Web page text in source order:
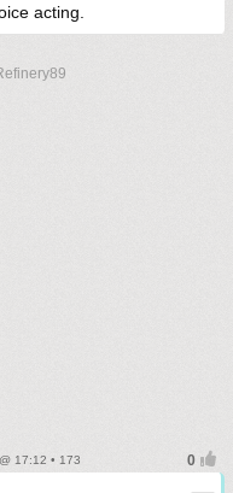
acting.
17:12 • 173